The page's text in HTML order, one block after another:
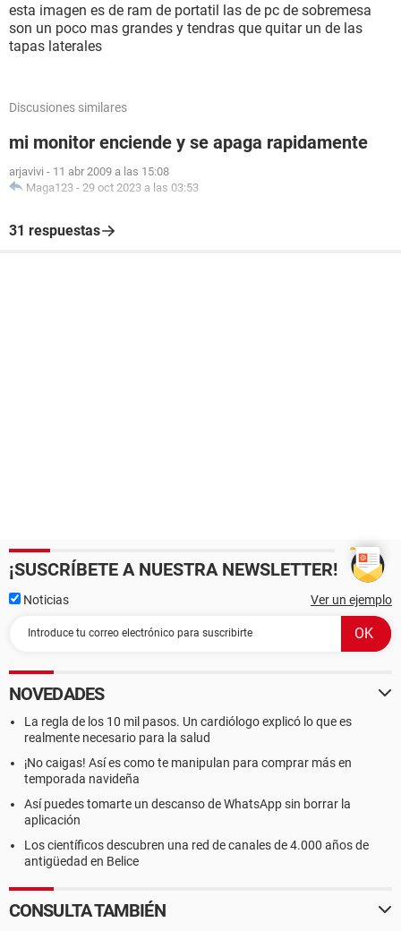
esta imagen es de ram de portatil las de pc de sobremesa
son un poco mas grandes y tendras que quitar un de las
tapas laterales
Discusiones similares
mi monitor enciende y se apaga rapidamente
arjavivi - 11 abr 2009 a las 15:08
Maga123 - 29 oct 2023 a las 03:53
31 respuestas
¡SUSCRÍBETE A NUESTRA NEWSLETTER!
Noticias Ver un ejemplo
NOVEDADES
La regla de los 10 mil pasos. Un cardiólogo explicó lo que es
realmente necesario para la salud
¡No caigas! Así es como te manipulan para comprar más en
temporada navideña
Así puedes tomarte un descanso de WhatsApp sin borrar la
aplicación
Los científicos descubren una red de canales de 4.000 años de
antigüedad en Belice
CONSULTA TAMBIÉN